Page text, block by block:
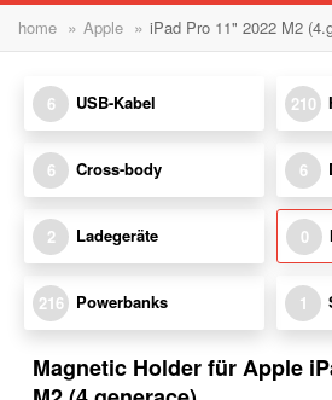
home » Apple » iPad Pro 11" 2022 M2
6 USB-Kabel 210
6 Cross-body 6
2 Ladegeräte 0
216 Powerbanks 1
Magnetic Holder für Apple